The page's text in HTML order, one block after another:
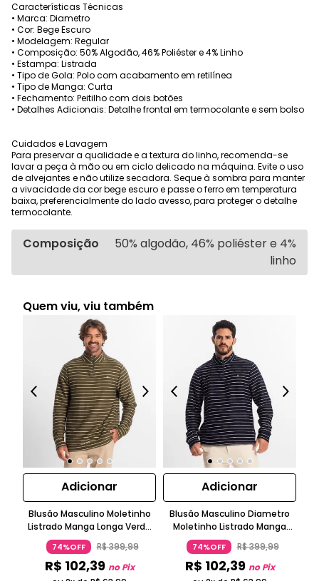
Características Técnicas
• Marca: Diametro
• Cor: Bege Escuro
• Modelagem: Regular
• Composição: 50% Algodão, 46% Poliéster e 4% Linho
• Estampa: Listrada
• Tipo de Gola: Polo com acabamento em retilínea
• Tipo de Manga: Curta
• Fechamento: Peitilho com dois botões
• Detalhes Adicionais: Detalhe frontal em termocolante e sem bolso
Cuidados e Lavagem
Para preservar a qualidade e a textura do linho, recomenda-se
lavar a peça à mão ou em ciclo delicado na máquina. Evite o uso
de alvejantes e não utilize secadora. Seque à sombra para manter
a vivacidade da cor bege escuro e passe o ferro em temperatura
baixa, preferencialmente do lado avesso, para proteger o detalhe
termocolante.
Composição
50% algodão, 46% poliéster e 4%
linho
Quem viu, viu também
Adicionar
Blusão Masculino Moletinho
Listrado Manga Longa Verde
Diametro
74%OFF R$399,99
R$ 102,39 no Pix
Adicionar
Blusão Masculino Diametro
Moletinho Listrado Manga
Longa Azul
74%OFF R$399,99
R$ 102,39 no Pix